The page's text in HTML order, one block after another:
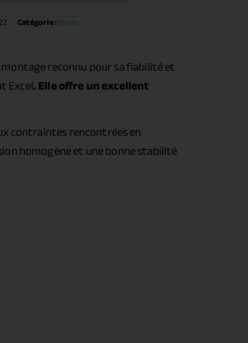
Catégorie :Roues
reconnu pour sa fiabilité et
Excel. Elle offre un excellent
contraintes rencontrées en
homogène et une bonne stabilité